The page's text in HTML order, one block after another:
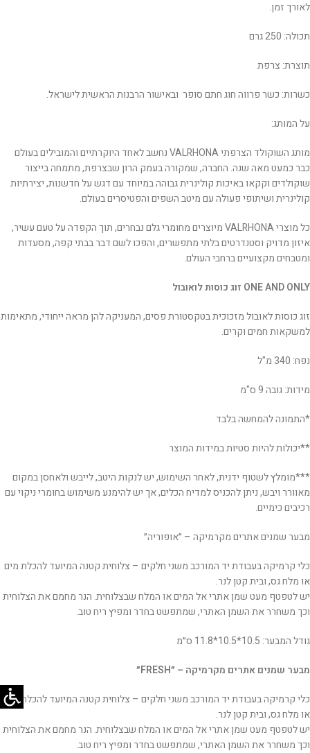
לאורך זמן.
תכולה: 250 גרם
תוצרת: צרפת
כשרות: כשר פרווה חוג חתם סופר ובאישור הרבנות הראשית לישראל.
על המותג:
מותג השוקולד הצרפתי VALRHONA נחשב לאחד היוקרתיים והמובילים בעולם
כבר כמעט מאה שנה. החברה, שמקורה בעמק הרון שבצרפת, מתמחה בייצור
שוקולדים וקקאו באיכות קולינרית גבוהה במיוחד עם דגש על חדשנות, יצירתיות
קולינרית ושיתופי פעולה עם מיטב השפים והפטיסרים בעולם.
כל מוצרי VALRHONA מיוצרים מחומרי גלם נבחרים, תוך הקפדה על טעם עשיר,
איזון מדויק וסטנדרטים בלתי מתפשרים, והפכו לשם דבר בבתי קפה, מסעדות
ומטבחים מקצועיים ברחבי העולם.
ONE AND ONLY זוג כוסות לואובול
זוג כוסות לאובול מזכוכית בטקסטורת פסים, המעניקה להן מראה ייחודי, מתאימות
למשקאות חמים וקרים.
נפח: 340 מ"ל
מידות: גובה 9 ס"מ
*התמונה להמחשה בלבד
**יכולות להיות סטיות במידות המוצר
***מומלץ לשטוף ידנית, לאחר השימוש, יש לנקות היטב, לייבש ולאחסן במקום
מאוורר ויבש, ניתן להכניס למדיח הכלים, אך יש להימנע משימוש בחומרי ניקוי עם
רכיבים כימיים.
מבער שמנים אתרים מקרמיקה – ״אופוריה״
כלי קרמיקה בעבודת יד המורכב משני חלקים – צלוחית קטנה המיועד להכלת מים
או מלח גס, ובית קטן לנר.
יש לטפטף מעט שמן אתרי אל המים או המלח שבצלוחית. הנר מחמם את הצלוחית
וכך משחרר את השמן האתרי, שמתפשט בחדר ומפיץ ריח טוב.
גודל המבער: 10.5*10.5*11.8 ס״מ
מבער שמנים אתרים מקרמיקה – ״FRESH״
כלי קרמיקה בעבודת יד המורכב משני חלקים – צלוחית קטנה המיועד להכלת מים
או מלח גס, ובית קטן לנר.
יש לטפטף מעט שמן אתרי אל המים או המלח שבצלוחית. הנר מחמם את הצלוחית
וכך משחרר את השמן האתרי, שמתפשט בחדר ומפיץ ריח טוב.